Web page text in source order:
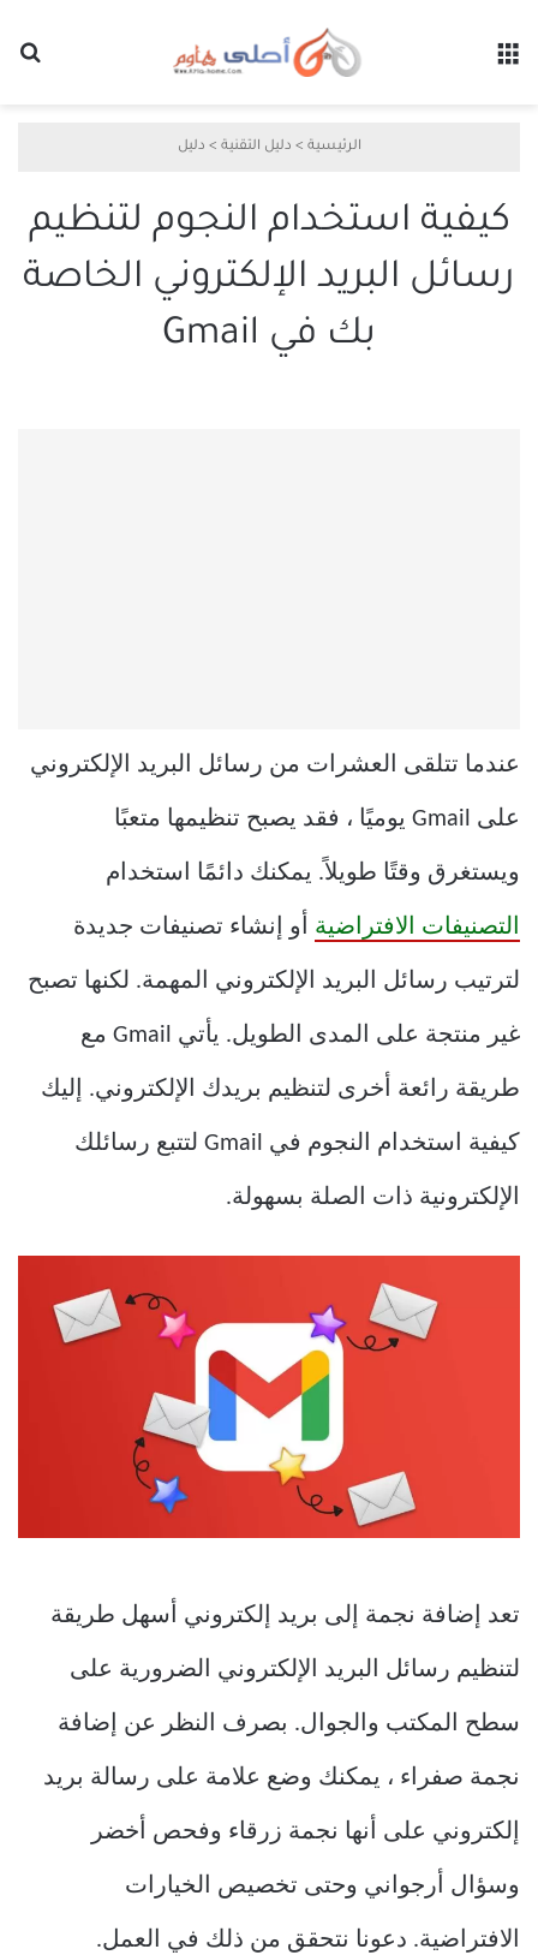
الرئيسية > دليل التقنية > دليل
كيفية استخدام النجوم لتنظيم
رسائل البريد الإلكتروني الخاصة
بك في Gmail
عندما تتلقى العشرات من رسائل البريد الإلكتروني
على Gmail يوميًا ، فقد يصبح تنظيمها متعبًا
ويستغرق وقتًا طويلاً. يمكنك دائمًا استخدام
التصنيفات الافتراضية أو إنشاء تصنيفات جديدة
لترتيب رسائل البريد الإلكتروني المهمة. لكنها تصبح
غير منتجة على المدى الطويل. يأتي Gmail مع
طريقة رائعة أخرى لتنظيم بريدك الإلكتروني. إليك
كيفية استخدام النجوم في Gmail لتتبع رسائلك
الإلكترونية ذات الصلة بسهولة.
تعد إضافة نجمة إلى بريد إلكتروني أسهل طريقة
لتنظيم رسائل البريد الإلكتروني الضرورية على
سطح المكتب والجوال. بصرف النظر عن إضافة
نجمة صفراء ، يمكنك وضع علامة على رسالة بريد
إلكتروني على أنها نجمة زرقاء وفحص أخضر
وسؤال أرجواني وحتى تخصيص الخيارات
الافتراضية. دعونا نتحقق من ذلك في العمل.